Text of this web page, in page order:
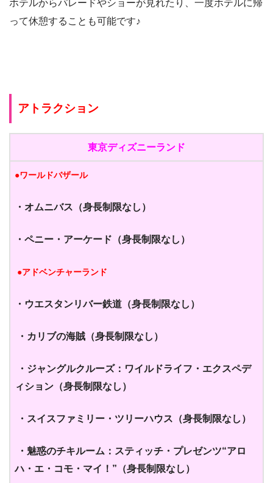
ホテルからパレードやショーが見れたり、一度ホテルに帰
って休憩することも可能です♪
アトラクション
東京ディズニーランド
●ワールドバザール
・オムニバス （身長制限なし）
・ペニー・アーケード （身長制限なし）
●アドベンチャーランド
・ウエスタンリバー鉄道 （身長制限なし）
・カリブの海賊 （身長制限なし）
・ジャングルクルーズ： ワイルドライフ・エクスペデ
ィション （身長制限なし）
・スイスファミリー・ツリーハウス （身長制限なし）
・魅惑のチキルーム： スティッチ・プレゼンツ“アロ
ハ・エ・コモ・マイ！” （身長制限なし）